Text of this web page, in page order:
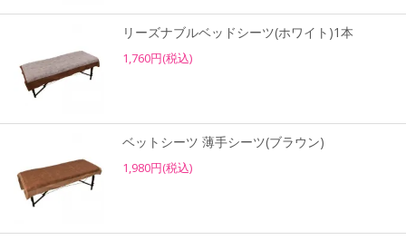
リーズナブルベッドシーツ(ホワイト)1本
1,760円(税込)
ベットシーツ 薄手シーツ(ブラウン)
1,980円(税込)